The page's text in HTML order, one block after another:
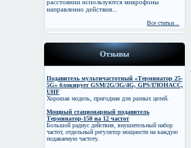
расстоянии используются микрофоны
направленно действия...
Все статьи...
Отзывы
Подавитель мультичастотный «Терминатор 25-
5G» блокирует GSM/2G/3G/4G, GPS/ГЛОНАСС,
UHF
Хорошая модель, пригодная для разных целей.
Мощный стационарный подавитель
Терминатор-150 на 12 частот
Большой радиус действия, внушительный набор
частот, отдельный регулятор мощности на каждую
подаваемую частоту.